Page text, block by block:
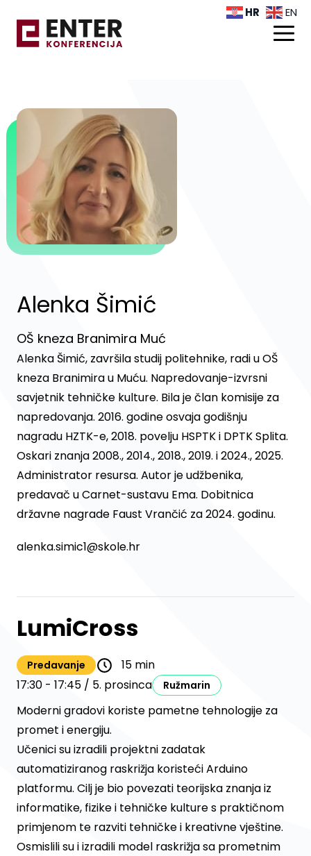
Alenka Šimić
OŠ kneza Branimira Muć
Alenka Šimić, završila studij politehnike, radi u OŠ
kneza Branimira u Muću. Napredovanje-izvrsni
savjetnik tehničke kulture. Bila je član komisije za
napredovanja. 2016. godine osvaja godišnju
nagradu HZTK-e, 2018. povelju HSPTK i DPTK Splita.
Oskari znanja 2008., 2014., 2018., 2019. i 2024., 2025.
Administrator resursa. Autor je udžbenika,
predavač u Carnet-sustavu Ema. Dobitnica
državne nagrade Faust Vrančić za 2024. godinu.
alenka.simic1@skole.hr
LumiCross
Predavanje
15 min
17:30 - 17:45 / 5. prosinca
Ružmarin
Moderni gradovi koriste pametne tehnologije za
promet i energiju.
Učenici su izradili projektni zadatak
automatiziranog raskrižja koristeći Arduino
platformu. Cilj je bio povezati teorijska znanja iz
informatike, fizike i tehničke kulture s praktičnom
primjenom te razviti tehničke i kreativne vještine.
Osmislili su i izradili model raskrižja sa prometnim
HR EN